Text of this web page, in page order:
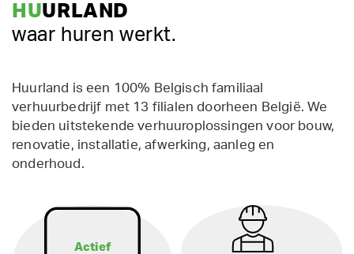
HUURLAND
waar huren werkt.
Huurland is een 100% Belgisch familiaal
verhuurbedrijf met 13 filialen doorheen België. We
bieden uitstekende verhuuroplossingen voor bouw,
renovatie, installatie, afwerking, aanleg en
onderhoud.
Actief